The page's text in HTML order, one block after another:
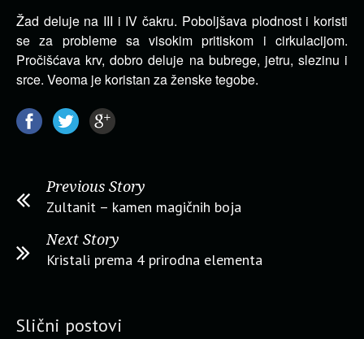
Žad deluje na III i IV čakru. Poboljšava plodnost i koristi
se za probleme sa visokim pritiskom i cirkulacijom.
Pročišćava krv, dobro deluje na bubrege, jetru, slezinu i
srce. Veoma je koristan za ženske tegobe.
Previous Story
Zultanit – kamen magičnih boja
Next Story
Kristali prema 4 prirodna elementa
Slični postovi